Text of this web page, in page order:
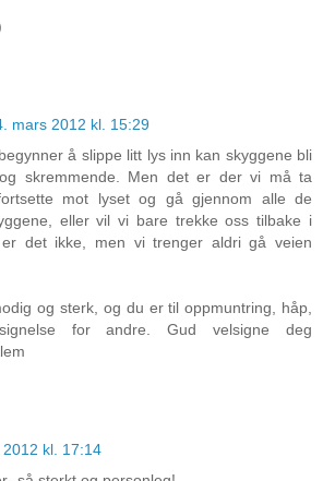
mars 2012 kl. 15:29
å slippe litt lys inn kan skyggene bli
skremmende. Men det er der vi må ta
mot lyset og gå gjennom alle de
eller vil vi bare trekke oss tilbake i
det ikke, men vi trenger aldri gå veien
og sterk, og du er til oppmuntring, håp,
for andre. Gud velsigne deg
kl. 17:14